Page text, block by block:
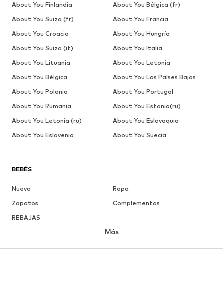
BEBÉS
Nuevo
Ropa
Zapatos
Complementos
REBAJAS
Más
About You Finlandia
About You Bélgica (fr)
About You Suiza (fr)
About You Francia
About You Croacia
About You Hungría
About You Suiza (it)
About You Italia
About You Lituania
About You Letonia
About You Bélgica
About You Los Países Bajos
About You Polonia
About You Portugal
About You Rumania
About You Estonia(ru)
About You Letonia (ru)
About You Eslovaquia
About You Eslovenia
About You Suecia